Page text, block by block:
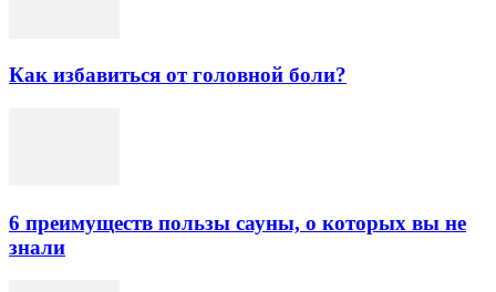
Как избавиться от головной боли?
6 преимуществ пользы сауны, о которых вы не
знали